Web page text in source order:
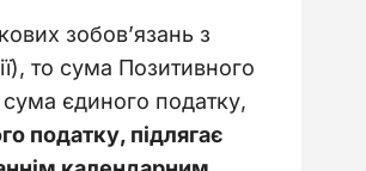
зобов’язань з
то сума Позитивного
єдиного податку,
податку, підлягає